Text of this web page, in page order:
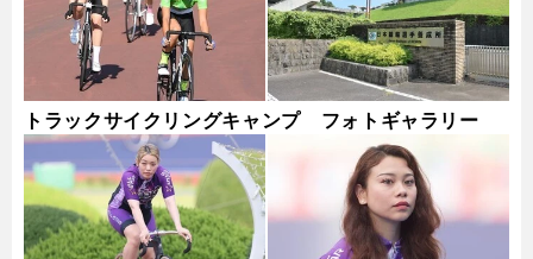
トラックサイクリングキャンプ フォトギャラリー